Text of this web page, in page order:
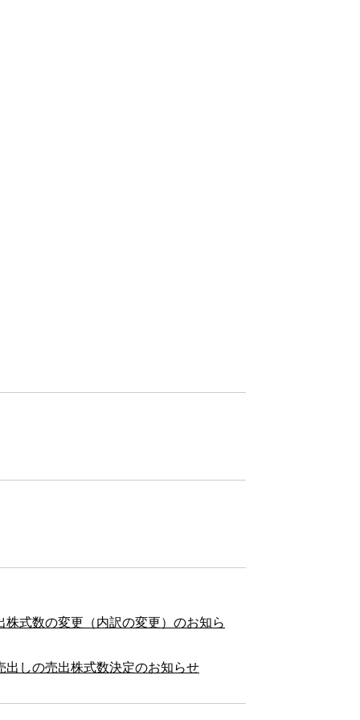
式数の変更（内訳の変更）のお知ら
しの売出株式数決定のお知らせ